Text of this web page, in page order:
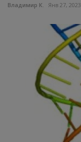
Владимир К. Янв 27, 2023